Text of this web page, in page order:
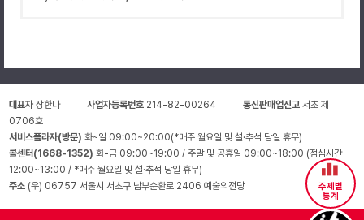
주제별
통계
대표자장한나 사업자등록번호 214-82-00264 통신판매업신고서초 제
0706호
서비스플라자(방문)화~일 09:00~20:00(*매주 월요일 및 설·추석 당일 휴무)
콜센터(1668-1352)화-금 09:00~19:00 / 주말 및 공휴일 09:00~18:00 (점심시간
12:00~13:00 / *매주 월요일 및 설·추석 당일 휴무)
주소 (우) 06757 서울시 서초구 남부순환로 2406 예술의전당